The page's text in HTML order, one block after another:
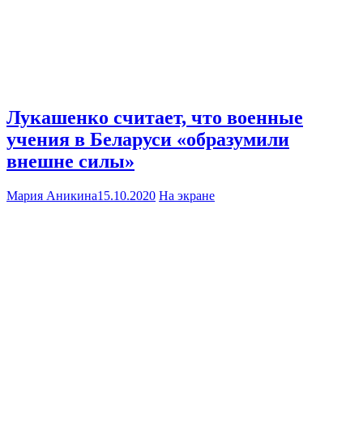
Лукашенко считает, что военные
учения в Беларуси «образумили
внешне силы»
Мария Аникина15.10.2020 На экране